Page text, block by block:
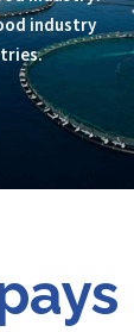
industry